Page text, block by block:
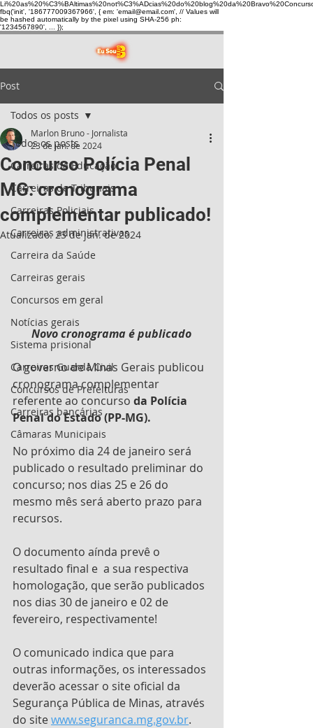
fbq('init', '186777009367966', { em: 'email@email.com', // Values will
be hashed automatically by the pixel using SHA-256 ph:
'1234567890', ... });
Post
Todos os posts
Carreiras da Educação
Carreiras de Tribunais
Carreiras Policiais
Carreiras administrativas
Carreira da Saúde
Carreiras gerais
Concursos em geral
Notícias gerais
Sistema prisional
Carreiras Guarda Civil
Concursos de Prefeituras
Carreiras bancárias
Câmaras Municipais
Todos os posts
Concurso Polícia Penal
MG: cronograma
complementar publicado!
Marlon Bruno - Jornalista
23 de jan. de 2024
Atualizado:23 de jan. de 2024
Novo cronograma é publicado
O governo de Minas Gerais publicou
cronograma complementar
referente ao concurso da Polícia
Penal do Estado (PP-MG).
No próximo dia 24 de janeiro será
publicado o resultado preliminar do
concurso; nos dias 25 e 26 do
mesmo mês será aberto prazo para
recursos.
O documento aínda prevê o
resultado final e  a sua respectiva
homologação, que serão publicados
nos dias 30 de janeiro e 02 de
fevereiro, respectivamente!
O comunicado indica que para
outras informações, os interessados
deverão acessar o site oficial da
Segurança Pública de Minas, através
do site www.seguranca.mg.gov.br.